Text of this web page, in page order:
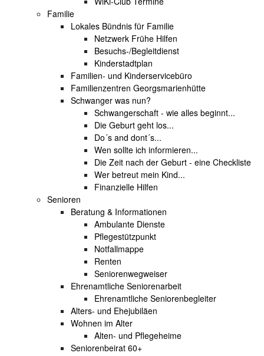
Familie
Lokales Bündnis für Familie
Netzwerk Frühe Hilfen
Besuchs-/Begleitdienst
Kinderstadtplan
Familien- und Kinderservicebüro
Familienzentren Georgsmarienhütte
Schwanger was nun?
Schwangerschaft - wie alles beginnt...
Die Geburt geht los...
Do´s and dont´s...
Wen sollte ich informieren...
Die Zeit nach der Geburt - eine Checkliste
Wer betreut mein Kind...
Finanzielle Hilfen
Senioren
Beratung & Informationen
Ambulante Dienste
Pflegestützpunkt
Notfallmappe
Renten
Seniorenwegweiser
Ehrenamtliche Seniorenarbeit
Ehrenamtliche Seniorenbegleiter
Alters- und Ehejubiläen
Wohnen im Alter
Alten- und Pflegeheime
Seniorenbeirat 60+